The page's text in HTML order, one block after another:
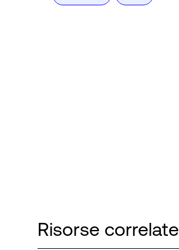
Risorse correlate